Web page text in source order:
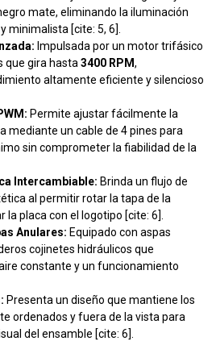
mate, eliminando la iluminación
minimalista [cite: 5, 6].
Impulsada por un motor trifásico
que gira hasta 3400 RPM,
altamente eficiente y silencioso
Permite ajustar fácilmente la
mediante un cable de 4 pines para
sin comprometer la fiabilidad de la
Intercambiable: Brinda un flujo de
al permitir rotar la tapa de la
la placa con el logotipo [cite: 6].
Anulares: Equipado con aspas
cojinetes hidráulicos que
constante y un funcionamiento
Presenta un diseño que mantiene los
ordenados y fuera de la vista para
del ensamble [cite: 6].